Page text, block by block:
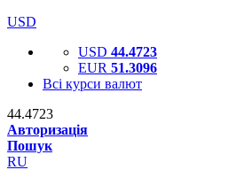
USD
USD 44.4723
EUR 51.3096
Всі курси валют
44.4723
Авторизація
Пошук
RU